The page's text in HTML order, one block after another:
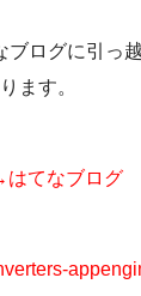
ブログに引っ
ます。
てなブログ